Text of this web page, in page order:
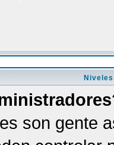
son gente